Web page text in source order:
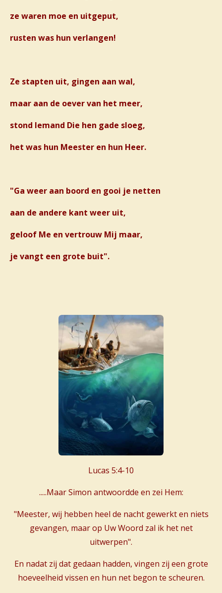
ze waren moe en uitgeput,
rusten was hun verlangen!
Ze stapten uit, gingen aan wal,
maar aan de oever van het meer,
stond Iemand Die hen gade sloeg,
het was hun Meester en hun Heer.
"Ga weer aan boord en gooi je netten
aan de andere kant weer uit,
geloof Me en vertrouw Mij maar,
je vangt een grote buit".
Lucas 5:4-10
.....Maar Simon antwoordde en zei Hem:
"Meester, wij hebben heel de nacht gewerkt en niets
gevangen, maar op Uw Woord zal ik het net
uitwerpen".
En nadat zij dat gedaan hadden, vingen zij een grote
hoeveelheid vissen en hun net begon te scheuren.